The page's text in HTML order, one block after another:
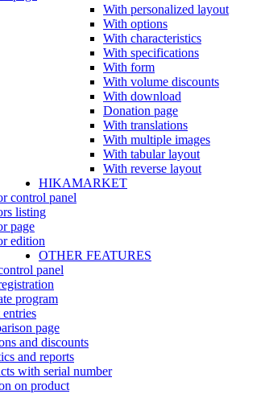
With personalized layout
With options
With characteristics
With specifications
With form
With volume discounts
With download
Donation page
With translations
With multiple images
With tabular layout
With reverse layout
HIKAMARKET
control panel
listing
page
edition
OTHER FEATURES
panel
program
page
and discounts
and reports
with serial number
on product